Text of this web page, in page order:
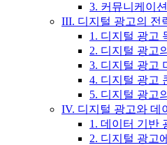
3. 커뮤니케이
III. 디지털 광고의 전
1. 디지털 광고
2. 디지털 광고
3. 디지털 광고
4. 디지털 광고
5. 디지털 광고
IV. 디지털 광고와 데
1. 데이터 기반
2. 디지털 광고